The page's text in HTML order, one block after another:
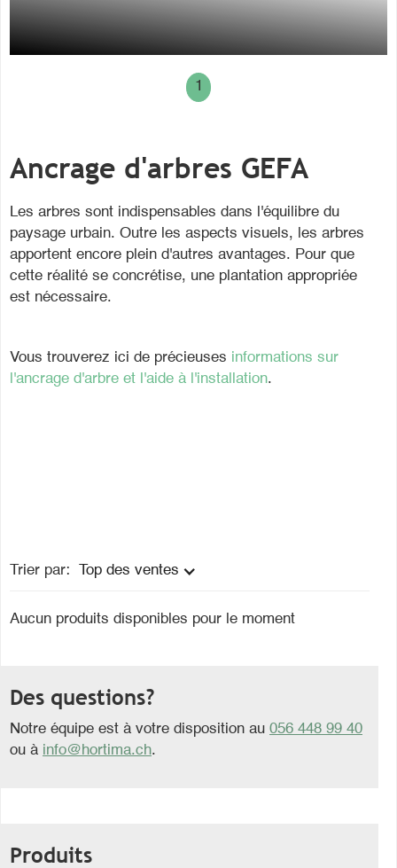
1
Ancrage d'arbres GEFA
Les arbres sont indispensables dans l'équilibre du
paysage urbain. Outre les aspects visuels, les arbres
apportent encore plein d'autres avantages. Pour que
cette réalité se concrétise, une plantation appropriée
est nécessaire.
Vous trouverez ici de précieuses informations sur
l'ancrage d'arbre et l'aide à l'installation.
Trier par: Top des ventes
Aucun produits disponibles pour le moment
Des questions?
Notre équipe est à votre disposition au 056 448 99 40
ou à info@hortima.ch.
Produits